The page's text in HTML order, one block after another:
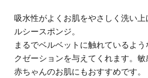
吸水性がよくお肌をやさしく洗い
ルシースポンジ。
まるでベルベットに触れているよ
クゼーションを与えてくれます。敏
赤ちゃんのお肌にもおすすめです。